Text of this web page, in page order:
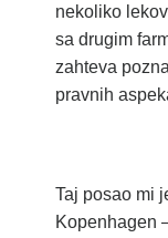
nekoliko
sa drugim
zahteva
pravnih
Taj posao mi
Kopenhagen